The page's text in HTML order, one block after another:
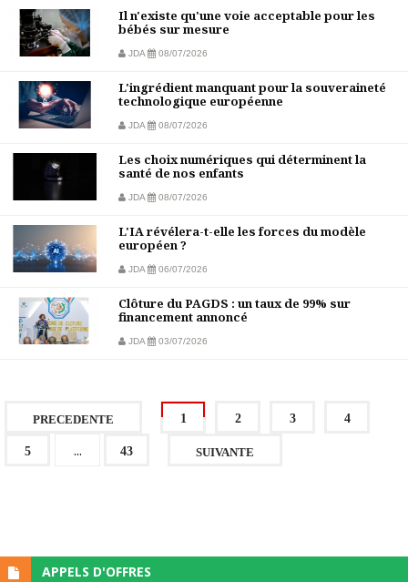
Il n'existe qu'une voie acceptable pour les
bébés sur mesure
JDA 08/07/2026
L'ingrédient manquant pour la souveraineté
technologique européenne
JDA 08/07/2026
Les choix numériques qui déterminent la
santé de nos enfants
JDA 08/07/2026
L'IA révélera-t-elle les forces du modèle
européen ?
JDA 06/07/2026
Clôture du PAGDS : un taux de 99% sur
financement annoncé
JDA 03/07/2026
PRECEDENTE 1 2 3 4
5 ... 43 SUIVANTE
APPELS D'OFFRES